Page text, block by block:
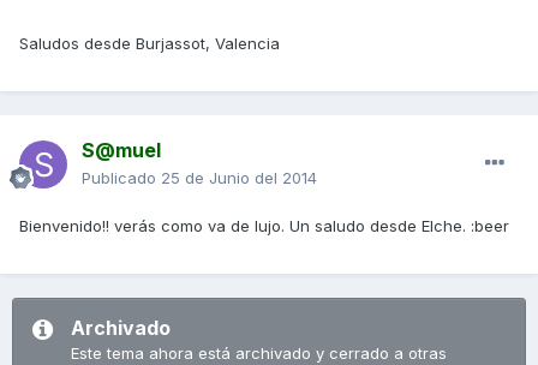
Saludos desde Burjassot, Valencia
S@muel
Publicado 25 de Junio del 2014
Bienvenido!! verás como va de lujo. Un saludo desde Elche. :beer
Archivado
Este tema ahora está archivado y cerrado a otras